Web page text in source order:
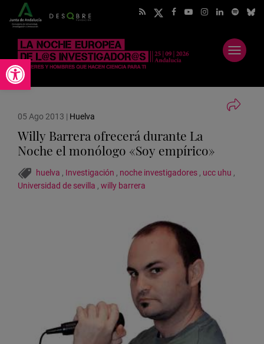
Abrir barra de herramientas
Abrir
menú
05 Ago 2013 | Huelva
Willy Barrera ofrecerá durante La
Noche el monólogo «Soy empírico»
huelva , Investigación , noche investigadores , ucc uhu ,
Universidad de sevilla , willy barrera